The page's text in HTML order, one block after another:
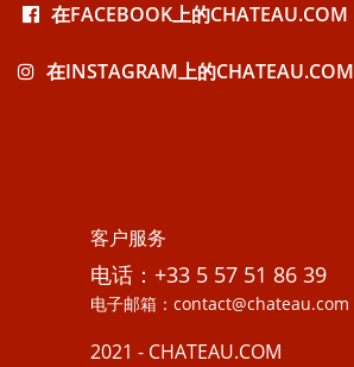
在FACEBOOK上的CHATEAU.COM
在INSTAGRAM上的CHATEAU.COM
客户服务
电话：+33 5 57 51 86 39
电子邮箱：contact@chateau.com
2021 - CHATEAU.COM